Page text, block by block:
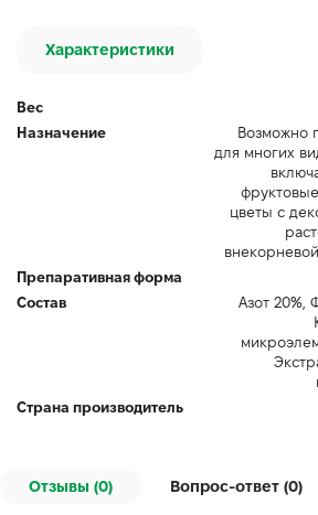
Характеристики
Вес
Назначение
Возможно
для многих
цветы с
Препаративная форма
Состав
Азот 20%,
Страна производитель
Отзывы (0) Вопрос-ответ (0)